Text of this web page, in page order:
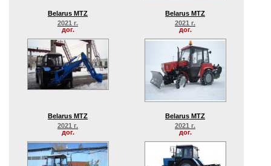
Belarus MTZ
2021 г.
дог.
Belarus MTZ
2021 г.
дог.
Belarus MTZ
2021 г.
дог.
Belarus MTZ
2021 г.
дог.